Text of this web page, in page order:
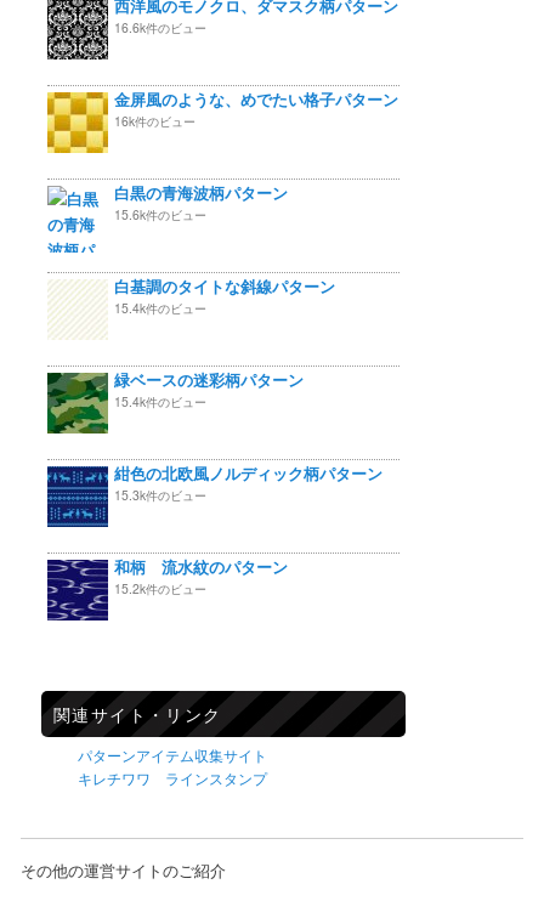
西洋風のモノクロ、ダマスク柄パターン
16.6k件のビュー
金屏風のような、めでたい格子パターン
16k件のビュー
白黒の青海波柄パターン
15.6k件のビュー
白基調のタイトな斜線パターン
15.4k件のビュー
緑ベースの迷彩柄パターン
15.4k件のビュー
紺色の北欧風ノルディック柄パターン
15.3k件のビュー
和柄 流水紋のパターン
15.2k件のビュー
関連サイト・リンク
パターンアイテム収集サイト
キレチワワ ラインスタンプ
その他の運営サイトのご紹介